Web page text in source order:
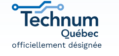
officiellement désignée